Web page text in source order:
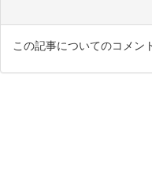
この記事についてのコメン